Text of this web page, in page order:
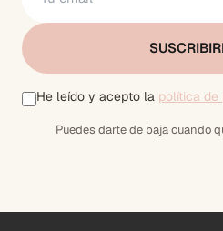
He leído y acepto la política de
Puedes darte de baja cuando